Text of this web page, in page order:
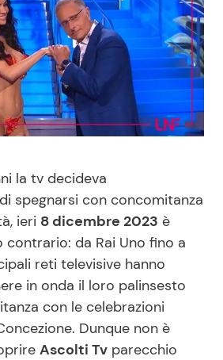
Cucina e Ricette
Consigli di Cucina
Le Ricette in TV
Primi Piatti
Ricette Facili e Veloci
Ricette Feste
la tv decideva
spegnarsi con concomitanza
ieri 8 dicembre 2023 è
contrario: da Rai Uno fino a
reti televisive hanno
in onda il loro palinsesto
con le celebrazioni
Dunque non è
Ascolti Tv parecchio